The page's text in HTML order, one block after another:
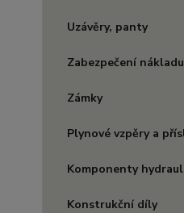
Uzávěry, panty
Zabezpečení nákladu
Zámky
Plynové vzpěry a
Komponenty
Konstrukční díly